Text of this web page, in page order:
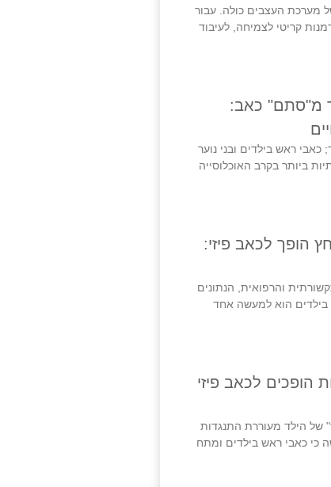
מערכת העצבים כולה. עבור
קריטי לצמיחה, לעיבוד
מ"סתם" כאב:
ראש בילדים ובני נוער
ביותר בקרב האוכלוסייה
הופך לכאב פיזי:
והרפואית, הנתונים
בילדים הוא למעשה אחד
הופכים לכאב פיזי
של הילד מעוררת התנגדות
כי כאבי ראש בילדים ומתח